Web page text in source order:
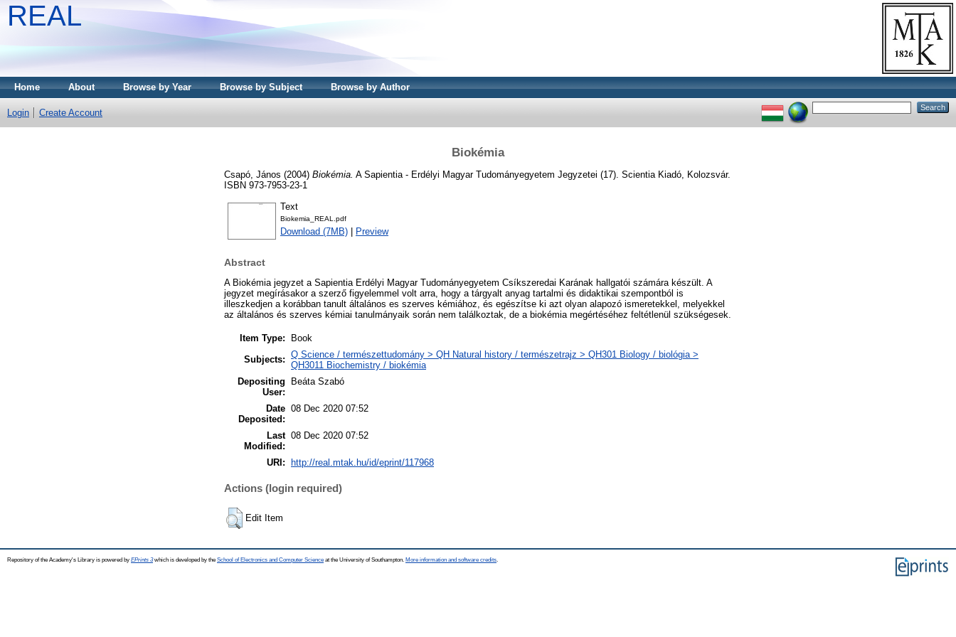
REAL
Home About Browse by Year Browse by Subject Browse by Author
Login Create Account
Biokémia
Csapó, János (2004) Biokémia. A Sapientia - Erdélyi Magyar Tudományegyetem Jegyzetei (17). Scientia Kiadó, Kolozsvár.
ISBN 973-7953-23-1
Text
Biokemia_REAL.pdf
Download (7MB) Preview
Abstract
A Biokémia jegyzet a Sapientia Erdélyi Magyar Tudományegyetem Csíkszeredai Karának hallgatói számára készült. A
jegyzet megírásakor a szerző figyelemmel volt arra, hogy a tárgyalt anyag tartalmi és didaktikai szempontból is
illeszkedjen a korábban tanult általános es szerves kémiához, és egészítse ki azt olyan alapozó ismeretekkel, melyekkel
az általános és szerves kémiai tanulmányaik során nem találkoztak, de a biokémia megértéséhez feltétlenül szükségesek.
Item Type:
Book
Subjects: Q Science / természettudomány > QH Natural history / természetrajz > QH301 Biology / biológia >
QH3011 Biochemistry / biokémia
Depositing
User:
Beáta Szabó
Date
Deposited:
08 Dec 2020 07:52
Last
Modified:
08 Dec 2020 07:52
URI: http://real.mtak.hu/id/eprint/117968
Actions (login required)
Edit Item
Repository of the Academy's Library is powered by EPrints 3which is developed by the School of Electronics and Computer Science at the University of Southampton. More information and software credits